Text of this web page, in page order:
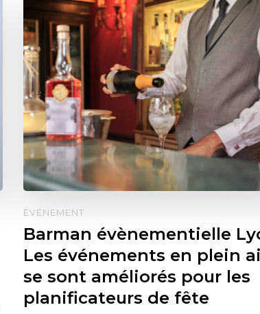
ÉVÉNEMENT
Barman évènementielle
Les événements en plein
se sont améliorés pour les
planificateurs de fête